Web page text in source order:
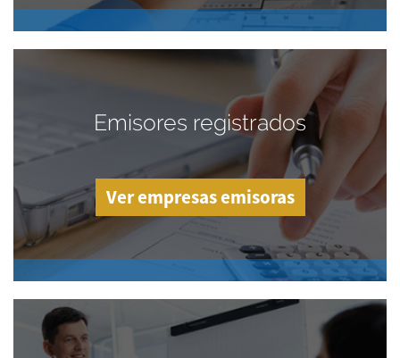
Emisores registrados
Ver empresas emisoras